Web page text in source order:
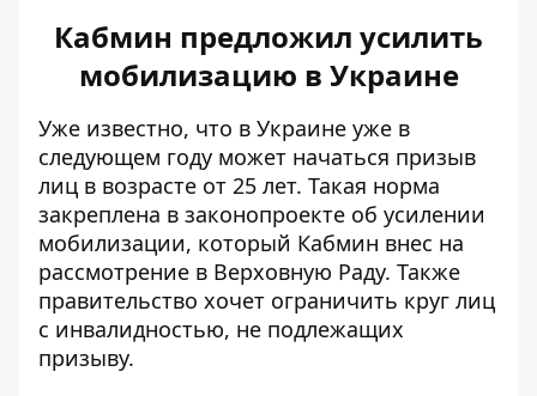
Кабмин предложил усилить
мобилизацию в Украине
Уже известно, что в Украине уже в
следующем году может начаться призыв
лиц в возрасте от 25 лет. Такая норма
закреплена в законопроекте об усилении
мобилизации, который Кабмин внес на
рассмотрение в Верховную Раду. Также
правительство хочет ограничить круг лиц
с инвалидностью, не подлежащих
призыву.